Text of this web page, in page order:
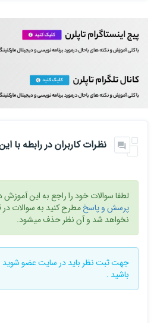
نظرات کاربران در رابطه با
لطفا سوالات خود را راجع به این
پرسش و پاسخمطرح کنید به سوالات
نخواهد شد و آن نظر حذف میشود.
جهت ثبت نظر باید در سایتعضو شوید
باشید .